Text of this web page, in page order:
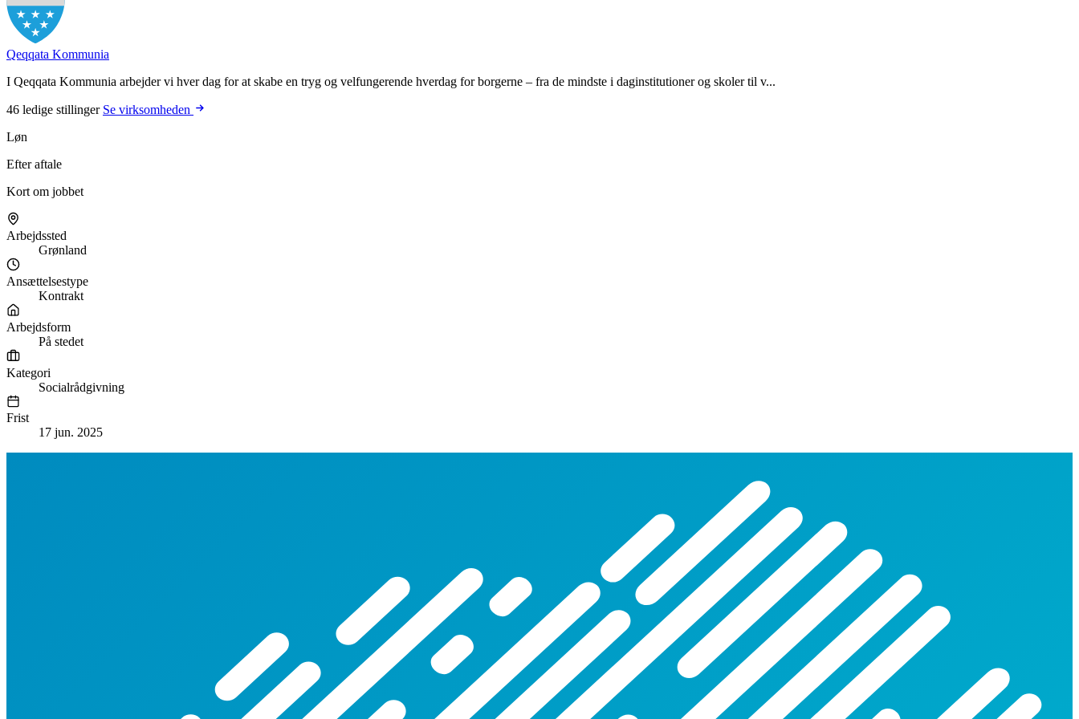
Qeqqata Kommunia
I Qeqqata Kommunia arbejder vi hver dag for at skabe en tryg og velfungerende hverdag for borgerne – fra de mindste i daginstitutioner og skoler til v...
46 ledige stillinger Se virksomheden
Løn
Efter aftale
Kort om jobbet
Arbejdssted
Grønland
Ansættelsestype
Kontrakt
Arbejdsform
På stedet
Kategori
Socialrådgivning
Frist
17 jun. 2025